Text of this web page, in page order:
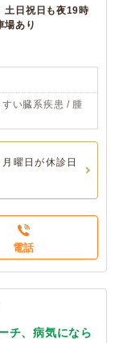
土日祝日も夜19時
場あり
い臓系疾患 / 腫
曜日が休診日
電話
チ、病気になら